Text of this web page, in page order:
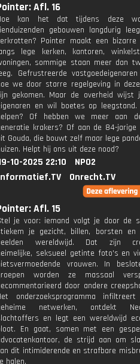
Afl. 16
kan het dat tijdens deze
gebouwen langdurig
Pointer maakt een bizarre
lege kerken, kantoren,
sommige staan meer dan
Gefrustreerde
we door starre regelgeving in
gekomen. Maar de overheid wijst
en wil boetes op
Of hebben we meer aan
krakers? Of aan de 84-jarige
Gouda, die bouwt zelf maar lege
Helpt hij ons uit deze nood?
10-2025 22:10
NPO2
Onrecht.TV
Afl. 15
je voor: iemand volgt je door de
je gezicht, billen, borsten en
wereldwijd. Dat zijn
seksueel getinte foto's en
vrouwen. In
worden ze massaal
door andere
onderzoeksprogramma
netwerken, ontdekt
en legt een wereldwijd
En gaat, samen met een
de strijd aan om
dit intimiderende en strafbare
halen.